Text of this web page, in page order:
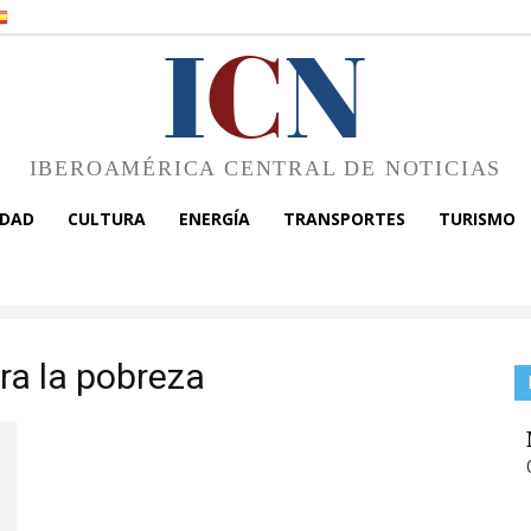
ICN
IBEROAMÉRICA CENTRAL DE NOTICIAS
CULTURA ENERGÍA TRANSPORTES TURISMO
la pobreza